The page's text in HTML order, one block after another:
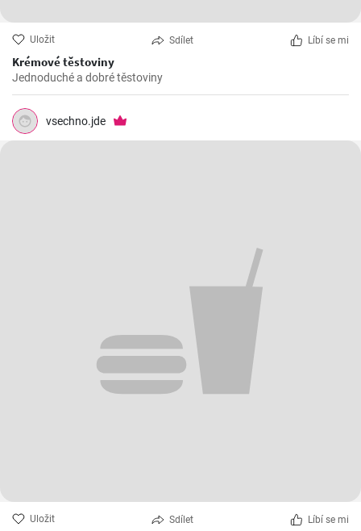
Uložit Sdílet Líbí se mi
Krémové těstoviny
Jednoduché a dobré těstoviny
vsechno.jde
Uložit Sdílet Líbí se mi